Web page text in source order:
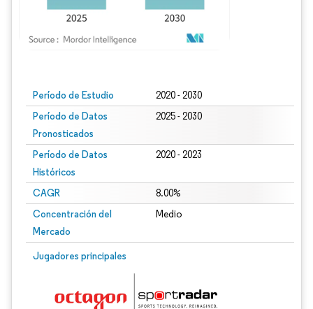
Período de Estudio 2020 - 2030
Período de Datos
Pronosticados
2025 - 2030
Período de Datos
Históricos
2020 - 2023
CAGR 8.00%
Concentración del
Mercado
Medio
Jugadores principales